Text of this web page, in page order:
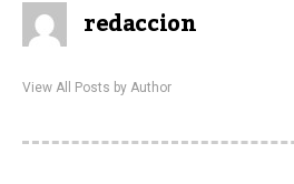
redaccion
View All Posts by Author